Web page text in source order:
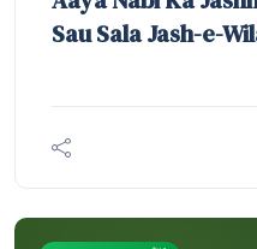
Sau Sala Jash-e-